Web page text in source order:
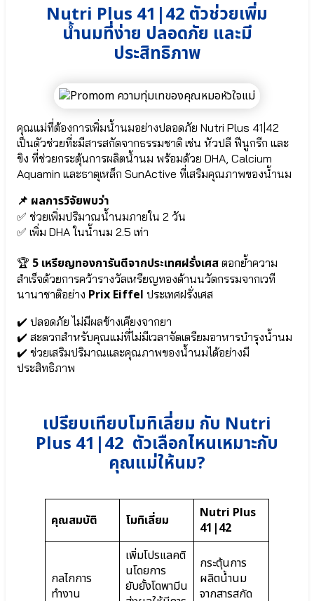
D-
KII
ข้าวโพด
Calcium
L-
Threonate
●
วิตามิน
●
วิตามิน
D3
●
อะ
มิ
โน
L-
Arginine
●
ฟาร์ม
า
●
Zinc
Nutri Plus 41|42 ตัวช่วยเพิ่ม
น้ำนมที่ง่าย ปลอดภัย และมี
ประสิทธิภาพ
คุณแม่ที่ต้องการเพิ่มน้ำนมอย่างปลอดภัย Nutri Plus 41|42
เป็นตัวช่วยที่ะมีสารสกัดจากธรรมชาติ เช่น หัวปลี ฟีนูกรีก และ
ขิง ที่ช่วยกระตุ้นการผลิตน้ำนม พร้อมด้วย DHA, Calcium
Aquamin และธาตุเหล็ก SunActive ที่เสริมคุณภาพของน้ำนม
📌 ผลการวิจัยพบว่า
✅ ช่วยเพิ่มปริมาณน้ำนมภายใน 2 วัน
✅ เพิ่ม DHA ในน้ำนม 2.5 เท่า
🏆 5 เหรียญทองการันตีจากประเทศฝรั่งเศส ตอกย้ำความ
สำเร็จด้วยการคว้ารางวัลเหรียญทองด้านนวัตกรรมจากเวที
นานาชาติอย่าง Prix Eiffel ประเทศฝรั่งเศส
✔️ ปลอดภัย ไม่มีผลข้างเคียงจากยา
✔️ สะดวกสำหรับคุณแม่ที่ไม่มีเวลาจัดเตรียมอาหารบำรุงน้ำนม
✔️ ช่วยเสริมปริมาณและคุณภาพของน้ำนมได้อย่างมี
ประสิทธิภาพ
เปรียบเทียบโมทิเลี่ยม กับ Nutri
Plus 41|42 ตัวเลือกไหนเหมาะกับ
คุณแม่ให้นม?
คุณสมบัติ โมทิเลี่ยม
Nutri Plus
41|42
กลไกการ
ทำงาน
เพิ่มโปรแลคติ
นโดยการ
ยับยั้งโดพามีน
กระตุ้นการ
ผลิตน้ำนม
จากสารสกัด